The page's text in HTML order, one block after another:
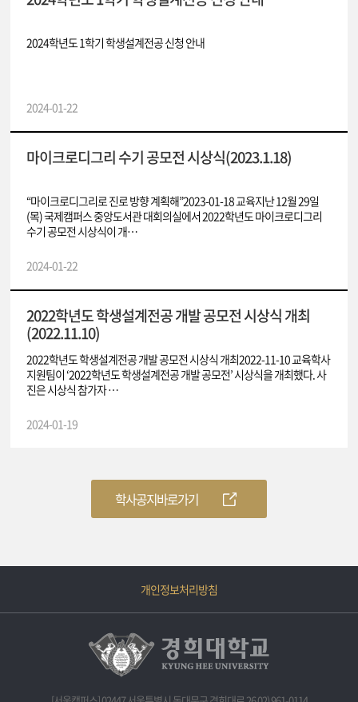
2024학년도 1학기 학생설계전공 신청 안내
2024-01-22
마이크로디그리 수기 공모전 시상식(2023.1.18)
“마이크로디그리로 진로 방향 계획해”2023-01-18 교육지난 12월 29일
(목) 국제캠퍼스 중앙도서관 대회의실에서 2022학년도 마이크로디그리
수기 공모전 시상식이 개…
2024-01-22
2022학년도 학생설계전공 개발 공모전 시상식 개최
(2022.11.10)
2022학년도 학생설계전공 개발 공모전 시상식 개최2022-11-10 교육학사
지원팀이 ‘2022학년도 학생설계전공 개발 공모전’ 시상식을 개최했다. 사
진은 시상식 참가자 …
2024-01-19
학사공지바로가기
개인정보처리방침